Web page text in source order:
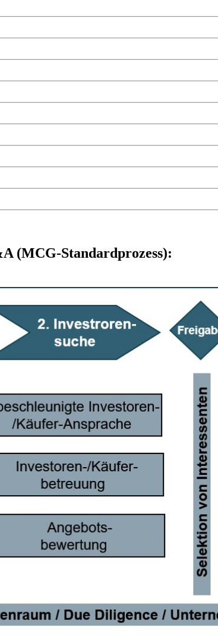
(MCG-Standardprozess):